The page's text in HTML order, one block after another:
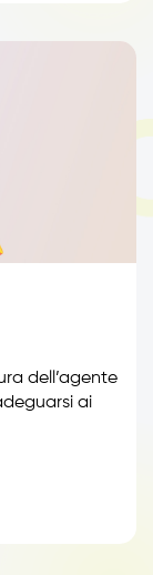
dell’agente
ai